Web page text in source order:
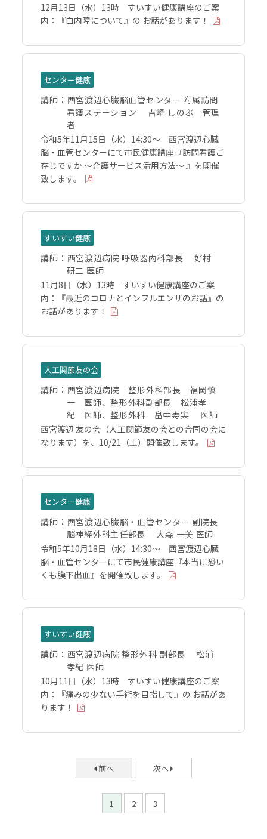
12月13日（水）13時 すいすい健康講座のご案
内：『白内障について』の お話があります！
センター健康
講師： 西宮渡辺心臓脳血管センター 附属訪問
看護ステーション 吉崎 しのぶ 管理
者
令和5年11月15日（水）14:30～ 西宮渡辺心臓
脳・血管センターにて市民健康講座『訪問看護ご
存じですか ～介護サービス活用方法～ 』を開催
致します。
すいすい健康
講師： 西宮渡辺病院 呼吸器内科部長 好村
研二 医師
11月8日（水）13時 すいすい健康講座のご案
内：『最近のコロナとインフルエンザのお話』の
お話があります！
人工関節友の会
講師： 西宮渡辺病院 整形外科部長 福岡慎
一 医師、整形外科副部長 松浦孝
紀 医師、整形外科 畠中寿実 医師
西宮渡辺 友の会（人工関節友の会との合同の会に
なります）を、10/21（土）開催致します。
センター健康
講師： 西宮渡辺心臓脳・血管センター 副院長
脳神経外科主任部長 大森 一美 医師
令和5年10月18日（水）14:30～ 西宮渡辺心臓
脳・血管センターにて市民健康講座『本当に恐い
くも膜下出血』を開催致します。
すいすい健康
講師： 西宮渡辺病院 整形外科 副部長 松浦
孝紀 医師
10月11日（水）13時 すいすい健康講座のご案
内：『痛みの少ない手術を目指して』の お話があ
ります！
前へ 次へ
1 2 3